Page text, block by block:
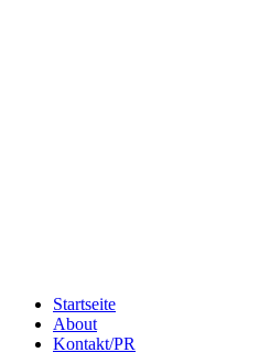
Startseite
About
Kontakt/PR